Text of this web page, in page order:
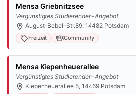
Mensa Griebnitzsee
Vergünstigtes Studierenden-Angebot
August-Bebel-Str.89, 14482 Potsdam
Freizeit Community
Mensa Kiepenheuerallee
Vergünstigtes Studierenden-Angebot
Kiepenheuerallee 5, 14469 Potsdam